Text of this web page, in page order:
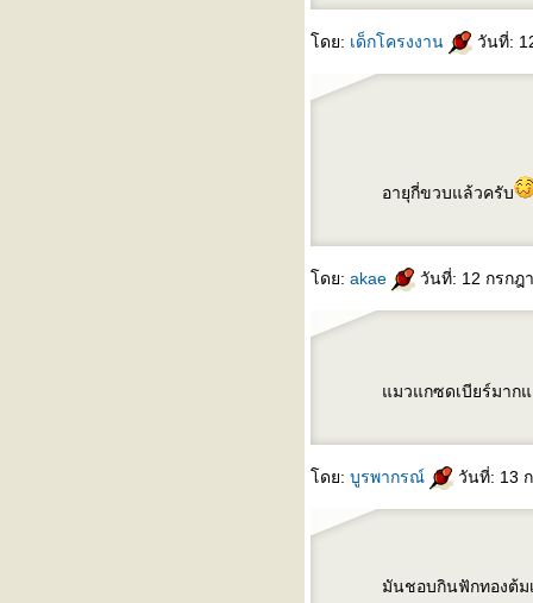
ดย: เด็กโครงงาน วันที่:
อายุกี่ขวบแล้วครับ
ดย: akae วันที่: 12 กรกฎ
มวแกซดเบียร์มากแ
ดย: บูรพากรณ์ วันที่: 13
มันชอบกินฟักทองต้ม